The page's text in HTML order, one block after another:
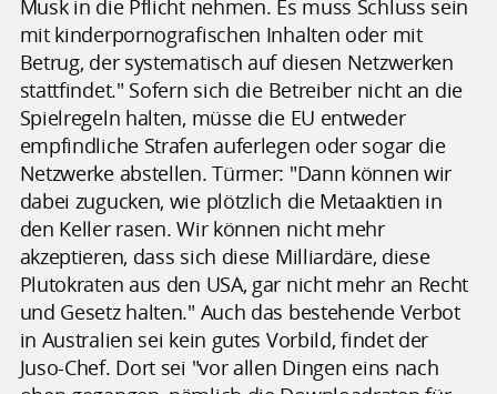
Musk in die Pflicht nehmen. Es muss Schluss sein
mit kinderpornografischen Inhalten oder mit
Betrug, der systematisch auf diesen Netzwerken
stattfindet." Sofern sich die Betreiber nicht an die
Spielregeln halten, müsse die EU entweder
empfindliche Strafen auferlegen oder sogar die
Netzwerke abstellen. Türmer: "Dann können wir
dabei zugucken, wie plötzlich die Metaaktien in
den Keller rasen. Wir können nicht mehr
akzeptieren, dass sich diese Milliardäre, diese
Plutokraten aus den USA, gar nicht mehr an Recht
und Gesetz halten." Auch das bestehende Verbot
in Australien sei kein gutes Vorbild, findet der
Juso-Chef. Dort sei "vor allen Dingen eins nach